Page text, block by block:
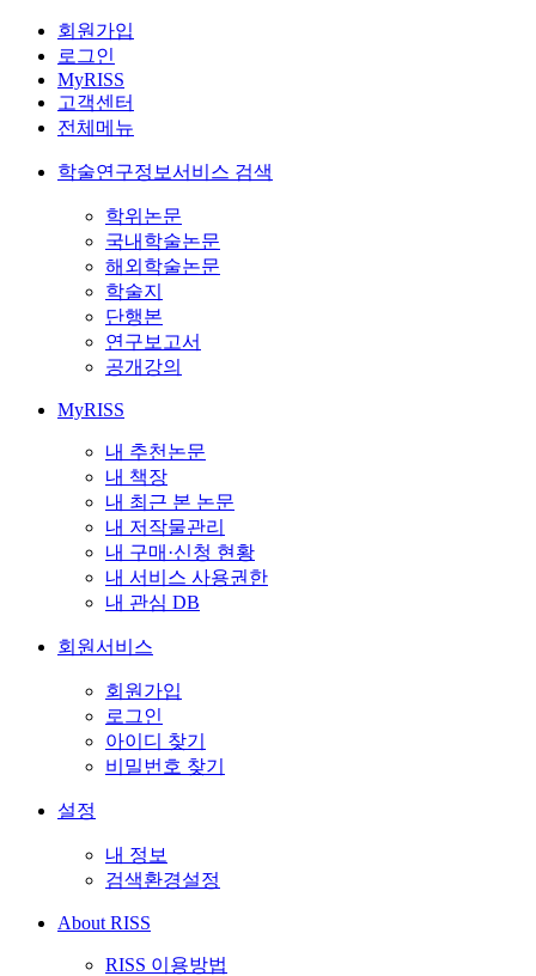
회원가입
로그인
MyRISS
고객센터
전체메뉴
학술연구정보서비스 검색
학위논문
국내학술논문
해외학술논문
학술지
단행본
연구보고서
공개강의
MyRISS
내 추천논문
내 책장
내 최근 본 논문
내 저작물관리
내 구매·신청 현황
내 서비스 사용권한
내 관심 DB
회원서비스
회원가입
로그인
아이디 찾기
비밀번호 찾기
설정
내 정보
검색환경설정
About RISS
RISS 이용방법